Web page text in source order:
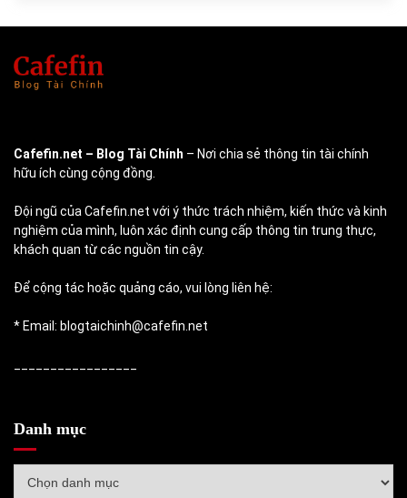
Cafefin.net – Blog Tài Chính – Nơi chia sẻ thông tin tài chính
hữu ích cùng cộng đồng.
Đội ngũ của Cafefin.net với ý thức trách nhiệm, kiến thức và kinh
nghiệm của mình, luôn xác định cung cấp thông tin trung thực,
khách quan từ các nguồn tin cậy.
Để cộng tác hoặc quảng cáo, vui lòng liên hệ:
* Email: blogtaichinh@cafefin.net
Danh mục
mục